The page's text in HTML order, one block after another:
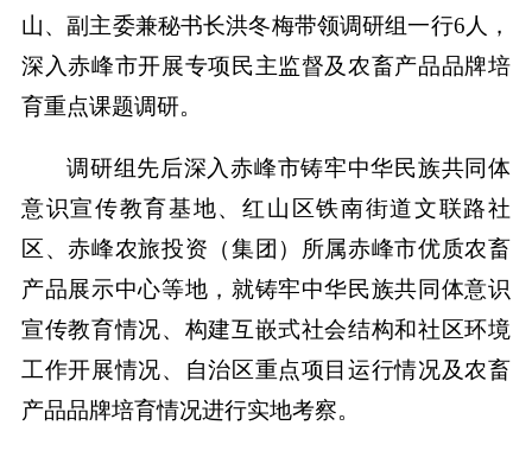
山、副主委兼秘书长洪冬梅带领调研组一行6人，
深入赤峰市开展专项民主监督及农畜产品品牌培
育重点课题调研。
调研组先后深入赤峰市铸牢中华民族共同体
意识宣传教育基地、红山区铁南街道文联路社
区、赤峰农旅投资（集团）所属赤峰市优质农畜
产品展示中心等地，就铸牢中华民族共同体意识
宣传教育情况、构建互嵌式社会结构和社区环境
工作开展情况、自治区重点项目运行情况及农畜
产品品牌培育情况进行实地考察。